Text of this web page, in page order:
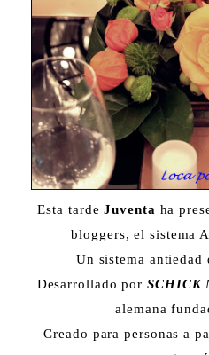
Esta tarde Juventa ha
bloggers, el sistema
Un sistema antiedad
Desarrollado por SCHICK
alemana
Creado para personas a